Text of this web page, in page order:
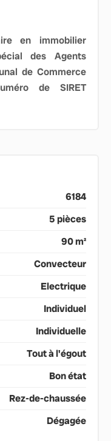
en immobilier
des Agents
de Commerce
de SIRET
6184
5 pièces
90 m²
Convecteur
Electrique
Individuel
Individuelle
Tout à l'égout
Bon état
Rez-de-chaussée
Dégagée